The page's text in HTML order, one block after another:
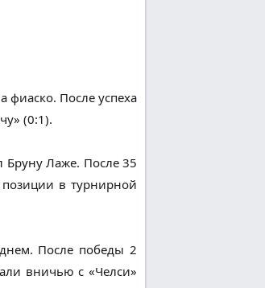
фиаско. После успеха
(0:1).
Бруну Лаже. После 35
в турнирной
После победы 2
вничью с «Челси»